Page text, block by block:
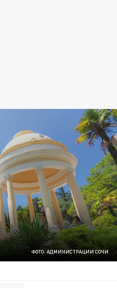
ФОТО: АДМИНИСТРАЦИИ СОЧИ